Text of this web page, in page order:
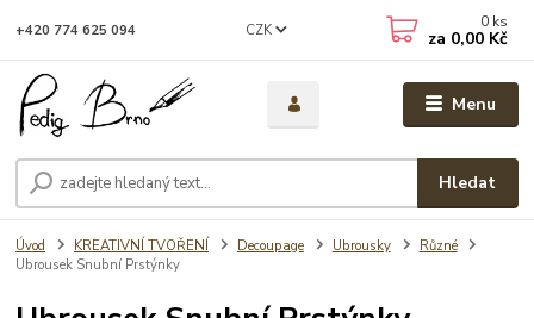
Menu
CZK
Hledat
+420 774 625 094 0 ks
za 0,00 Kč
Úvod KREATIVNÍ TVOŘENÍ Decoupage Ubrousky
Různé
Ubrousek Snubní Prstýnky